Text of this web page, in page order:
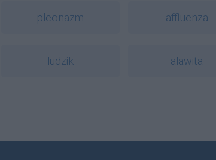
pleonazm affluenza
ludzik alawita